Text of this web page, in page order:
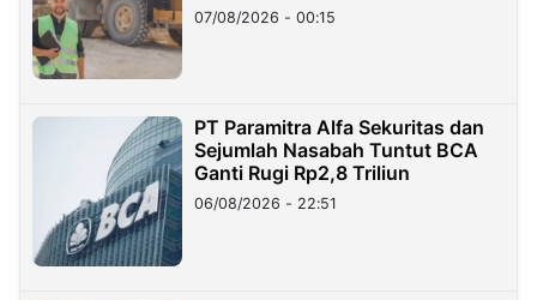
07/08/2026 - 00:15
PT Paramitra Alfa Sekuritas dan
Sejumlah Nasabah Tuntut BCA
Ganti Rugi Rp2,8 Triliun
06/08/2026 - 22:51